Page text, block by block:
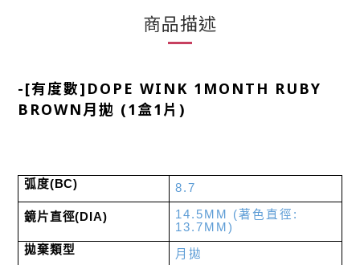
商品描述
-[有度數]DOPE WINK 1MONTH RUBY
BROWN月拋 (1盒1片)
弧度(BC) 8.7
鏡片直徑(DIA) 14.5MM (著色直徑 :
13.7MM)
拋棄類型
月拋